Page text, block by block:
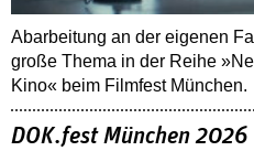
Abarbeitung an der eigenen
große Thema in der Reihe
Kino« beim Filmfest München.
DOK.fest München 2026